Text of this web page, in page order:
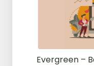
Evergreen –